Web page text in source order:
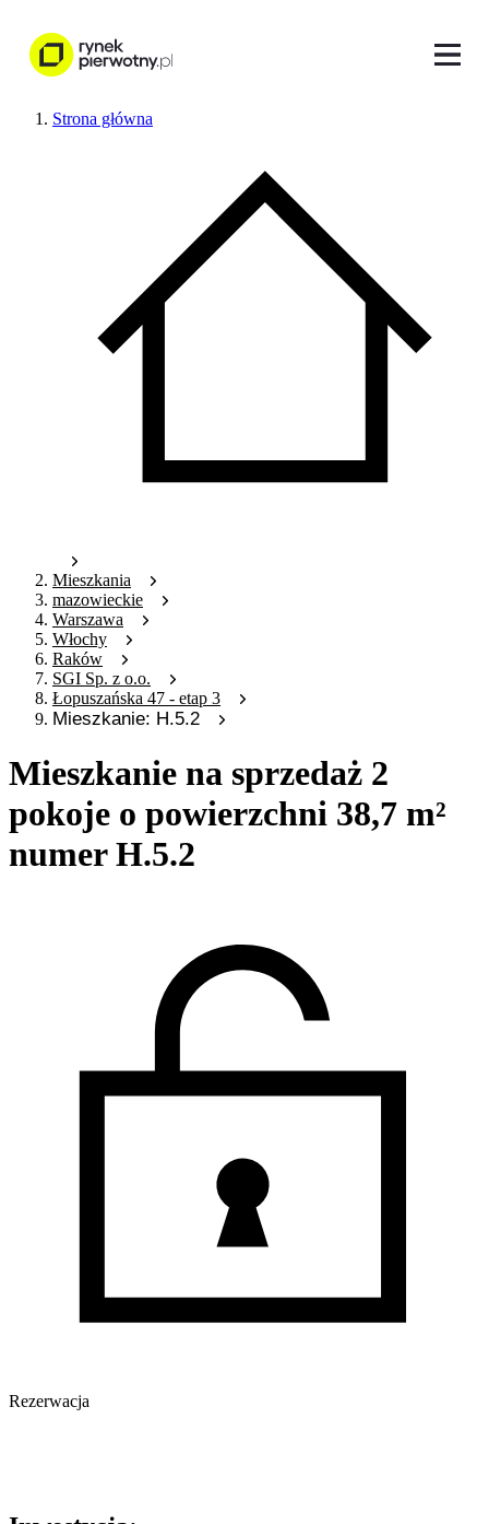
Strona główna
Mieszkania
mazowieckie
Warszawa
Włochy
Raków
SGI Sp. z o.o.
Łopuszańska 47 - etap 3
Mieszkanie: H.5.2
Mieszkanie na sprzedaż 2
pokoje o powierzchni 38,7 m²
numer H.5.2
Rezerwacja